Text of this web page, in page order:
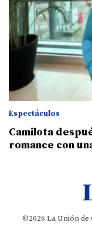
Espectáculos
Camilota
romance con
©2026 La Unión de